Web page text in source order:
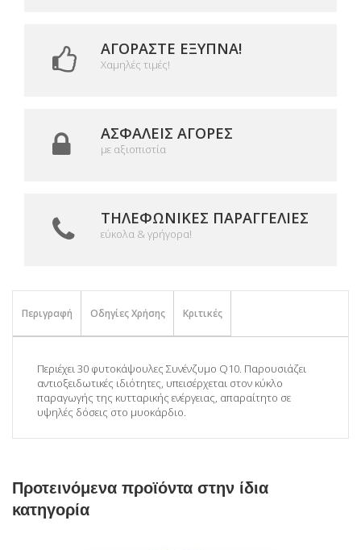
ΑΓΟΡΆΣΤΕ ΈΞΥΠΝΑ!
Χαμηλές τιμές!
ΑΣΦΑΛΕΊΣ ΑΓΟΡΈΣ
με αξιοπιστία
ΤΗΛΕΦΩΝΙΚΈΣ ΠΑΡΑΓΓΕΛΊΕΣ
εύκολα & γρήγορα!
Περιγραφή Οδηγίες Χρήσης Κριτικές
Περιέχει 30 φυτοκάψουλες Συνένζυμο Q10. Παρουσιάζει
αντιοξειδωτικές ιδιότητες, υπεισέρχεται στον κύκλο
παραγωγής της κυτταρικής ενέργειας, απαραίτητο σε
υψηλές δόσεις στο μυοκάρδιο.
Προτεινόμενα προϊόντα στην ίδια
κατηγορία